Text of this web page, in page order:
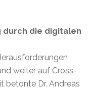
durch die digitalen
weiter auf Cross-
betonte Dr. Andreas